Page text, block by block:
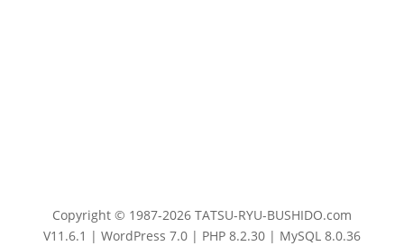
Copyright © 1987-2026 TATSU-RYU-BUSHIDO.com
V11.6.1 | WordPress 7.0 | PHP 8.2.30 | MySQL 8.0.36